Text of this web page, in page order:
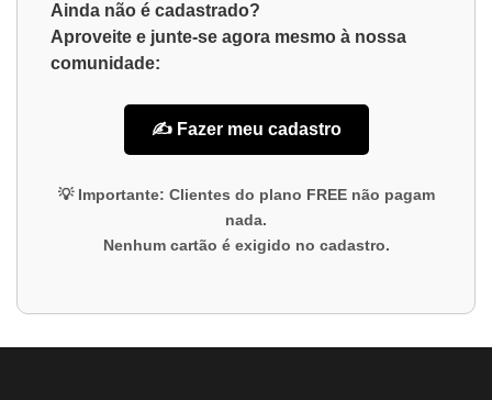
Ainda não é cadastrado?
Aproveite e junte-se agora mesmo à nossa
comunidade:
✍️ Fazer meu cadastro
💡 Importante: Clientes do plano FREEnão pagam
nada.
Nenhum cartão é exigido no cadastro.